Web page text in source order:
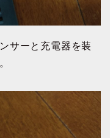
サーと充電器を装